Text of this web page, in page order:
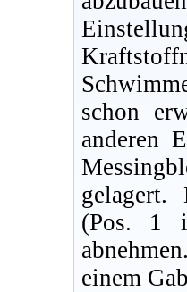
schon
anderen
gelagert.
(Pos. 1
einem